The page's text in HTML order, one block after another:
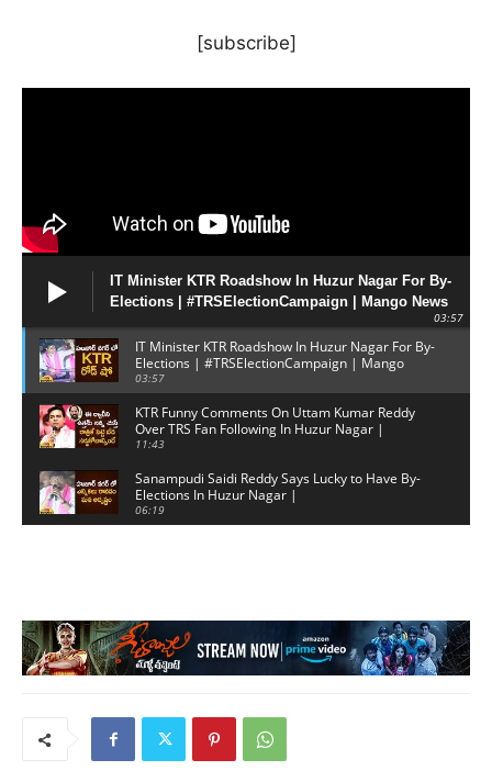
[subscribe]
IT Minister KTR Roadshow In Huzur Nagar For By-
Elections | #TRSElectionCampaign | Mango News
03:57
IT Minister KTR Roadshow In Huzur Nagar For By-
Elections | #TRSElectionCampaign | Mango
News
03:57
KTR Funny Comments On Uttam Kumar Reddy
Over TRS Fan Following In Huzur Nagar |
Telangana Politics
11:43
Sanampudi Saidi Reddy Says Lucky to Have By-
Elections In Huzur Nagar |
#TRSElectionCampaign2019
06:19